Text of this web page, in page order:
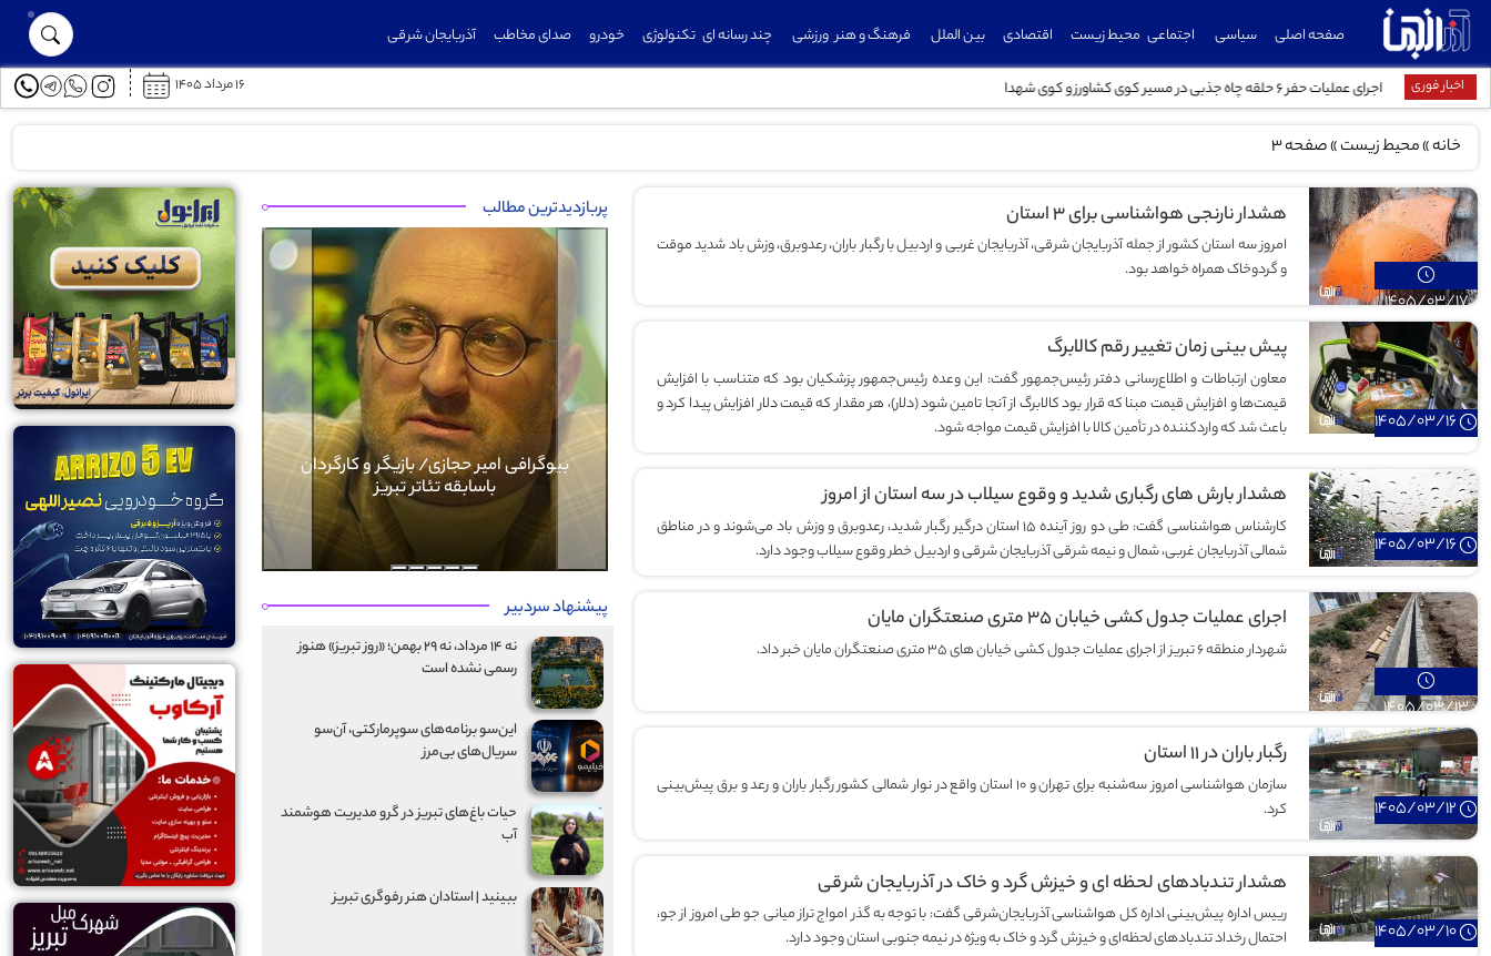
صفحه اصلی سیاسی اجتماعی محیط زیست اقتصادی بین الملل فرهنگ و هنر ورزشی چند رسانه ای تکنولوژی خودرو صدای مخاطب آذربایجان شرقی
اخبار فوری اجرای عملیات حفر ۶ حلقه چاه جذبی در مسیر کوی کشاورز و کوی شهدا توسعه حمل‌ونقل عمومی در شهرک خاوران با احداث ایستگاه‌های جدید
۱۶ مرداد ۱۴۰۵
خانه»محیط زیست»صفحه 3
1405/03/17
هشدار نارنجی هواشناسی برای ۳ استان
امروز سه استان کشور از جمله آذربایجان شرقی، آذربایجان غربی و اردبیل با رگبار باران، رعدوبرق، وزش باد شدید موقت
و گردوخاک همراه خواهد بود.
1405/03/16
پیش بینی زمان تغییر رقم کالابرگ
معاون ارتباطات و اطلاع‌رسانی دفتر رئیس‌جمهور گفت: این وعده‌ رئیس‌جمهور پزشکیان بود که متناسب با افزایش
قیمت‌ها و افزایش قیمت مبنا که قرار بود کالابرگ از آنجا تامین شود (دلار)، هر مقدار که قیمت دلار افزایش پیدا کرد و
باعث شد که واردکننده در تأمین کالا با افزایش قیمت مواجه شود.
1405/03/16
هشدار بارش‌ های رگباری شدید و وقوع سیلاب در سه استان از امروز
کارشناس هواشناسی گفت: طی دو روز آینده ۱۵ استان درگیر رگبار شدید، رعدوبرق و وزش باد می‌شوند و در مناطق
شمالی آذربایجان غربی، شمال و نیمه شرقی آذربایجان شرقی و اردبیل خطر وقوع سیلاب وجود دارد.
1405/03/13
اجرای عملیات جدول کشی خیابان ۳۵ متری صنعتگران مایان
شهردار منطقه 6 تبریز از اجرای عملیات جدول کشی خیابان های 35 متری صنعتگران مایان خبر داد.
1405/03/12
رگبار باران در ۱۱ استان
سازمان هواشناسی امروز سه‌شنبه برای تهران و ۱۰ استان واقع در نوار شمالی کشور رگبار باران و رعد و برق پیش‌بینی
کرد.
1405/03/10
هشدار تندبادهای لحظه‌ ای و خیزش گرد و خاک در آذربایجان‌ شرقی
رییس اداره پیش‌بینی اداره کل هواشناسی آذربایجان‌شرقی گفت: با توجه به گذر امواج تراز میانی جو طی امروز از جو،
احتمال رخداد تندبادهای لحظه‌ای و خیزش گرد و خاک به ویژه در نیمه جنوبی استان وجود دارد.
پربازدیدترین مطالب
بیوگرافی امیر حجازی/ بازیگر و کارگردان
باسابقه تئاتر تبریز
Previous
Next
پیشنهاد سردبیر
نه ۱۴ مرداد، نه ۲۹ بهمن؛ «روز تبریز» هنوز
رسمی نشده است
این‌سو برنامه‌های سوپرمارکتی، آن‌سو
سریال‌های بی‌مرز
حیات باغ‌های تبریز در گرو مدیریت هوشمند
آب
ببینید | استادان هنر رفوگری تبریز